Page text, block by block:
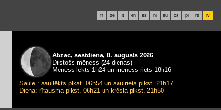
fr de it en es nl eu ca pl rs lv
Abzac, sestdiena, 8. augusts 2026
Dilstošs mēness (24 dienas)
Mēness lēkts 1h24 un mēness riets 18h16
Saule : saullēkts plkst. 06h54 un saulriets plkst. 21h17
Diena: rītausma plkst. 06h21 un krēsla plkst. 21h50